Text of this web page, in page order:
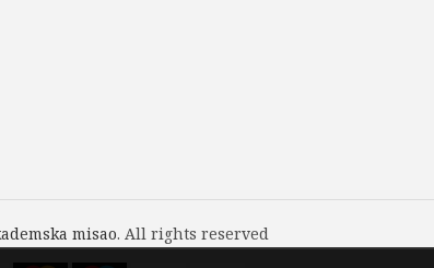
misao. All rights reserved